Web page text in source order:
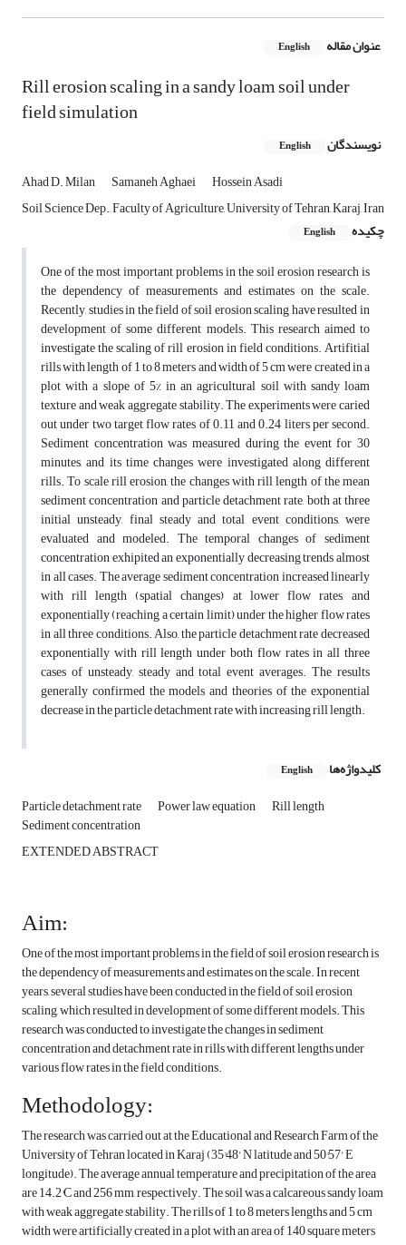
عنوان مقاله English
Rill erosion scaling in a sandy loam soil under
field simulation
نویسندگان English
Ahad D. Milan Samaneh Aghaei
Hossein Asadi
Soil Science Dep., Faculty of Agriculture, University of Tehran, Karaj, Iran
چکیده
English
One of the most important problems in the soil erosion research is
the dependency of measurements and estimates on the scale.
Recently, studies in the field of soil erosion scaling have resulted in
development of some different models. This research aimed to
investigate the scaling of rill erosion in field conditions. Artifitial
rills with length of 1 to 8 meters and width of 5 cm were created in a
plot with a slope of 5% in an agricultural soil with sandy loam
texture and weak aggregate stability. The experiments were caried
out under two target flow rates of 0.11 and 0.24 liters per second.
Sediment concentration was measured during the event for 30
minutes, and its time changes were investigated along different
rills. To scale rill erosion, the changes with rill length of the mean
sediment concentration and particle detachment rate, both at three
initial unsteady, final steady and total event conditions, were
evaluated and modeled. The temporal changes of sediment
concentration exhipited an exponentially decreasing trends almost
in all cases. The average sediment concentration increased linearly
with rill length (spatial changes) at lower flow rates, and
exponentially (reaching a certain limit) under the higher flow rates
in all three conditions. Also, the particle detachment rate decreased
exponentially with rill length under both flow rates in all three
cases of unsteady, steady and total event averages. The results
generally confirmed the models and theories of the exponential
decrease in the particle detachment rate with increasing rill length.
کلیدواژه‌ها English
Particle detachment rate Power law equation Rill length
Sediment concentration
EXTENDED ABSTRACT
Aim:
One of the most important problems in the field of soil erosion research is
the dependency of measurements and estimates on the scale. In recent
years, several studies have been conducted in the field of soil erosion
scaling, which resulted in development of some different models. This
research was conducted to investigate the changes in sediment
concentration and detachment rate in rills with different lengths under
various flow rates in the field conditions.
Methodology:
The research was carried out at the Educational and Research Farm of the
University of Tehran located in Karaj (35°48' N latitude and 50°57' E
longitude). The average annual temperature and precipitation of the area
are 14.2°C and 256 mm, respectively. The soil was a calcareous sandy loam
with weak aggregate stability. The rills of 1 to 8 meters lengths and 5 cm
width were artificially created in a plot with an area of 140 square meters